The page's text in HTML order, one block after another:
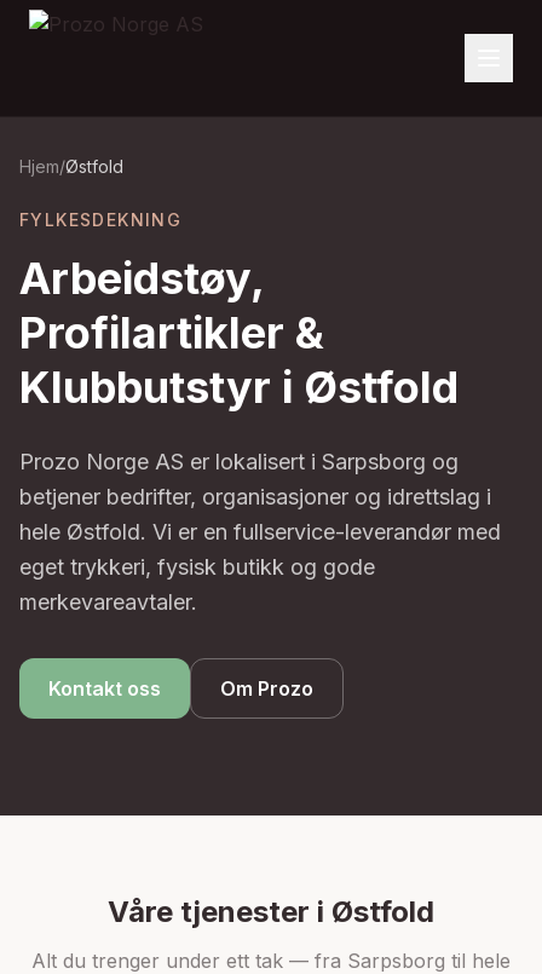
Hjem/Østfold
FYLKESDEKNING
Arbeidstøy,
Profilartikler &
Klubbutstyr i Østfold
Prozo Norge AS er lokalisert i Sarpsborg og
betjener bedrifter, organisasjoner og idrettslag i
hele Østfold. Vi er en fullservice-leverandør med
eget trykkeri, fysisk butikk og gode
merkevareavtaler.
Kontakt oss Om Prozo
Våre tjenester i Østfold
Alt du trenger under ett tak — fra Sarpsborg til hele